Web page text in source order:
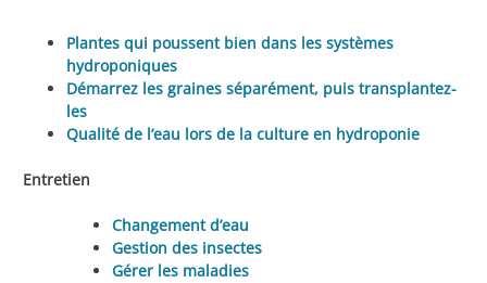
Plantes qui poussent bien dans les systèmes
hydroponiques
Démarrez les graines séparément, puis transplantez-
les
Qualité de l’eau lors de la culture en hydroponie
Entretien
Changement d’eau
Gestion des insectes
Gérer les maladies